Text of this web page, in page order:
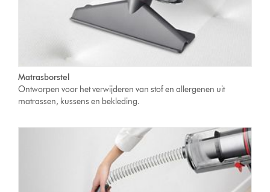
Matrasborstel
Ontworpen voor het verwijderen van stof en allergenen uit
matrassen, kussens en bekleding.